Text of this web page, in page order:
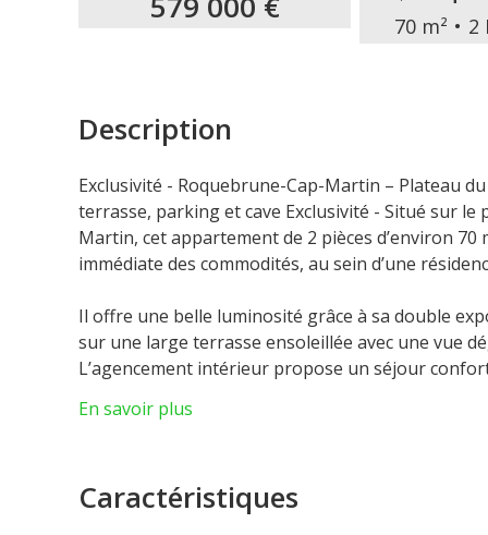
70 m² 2
Description
Exclusivité - Roquebrune-Cap-Martin – Plateau
terrasse, parking et cave Exclusivité - Situé sur
Martin, cet appartement de 2 pièces d’environ 70
immédiate des commodités, au sein d’une
Il offre une belle luminosité grâce à sa double
sur une large terrasse ensoleillée avec une vue
L’agencement intérieur propose un séjour
En savoir plus
Caractéristiques